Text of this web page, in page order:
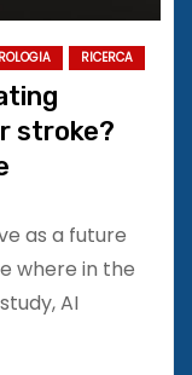
RICERCA
stroke?
as a future
where in the
AI